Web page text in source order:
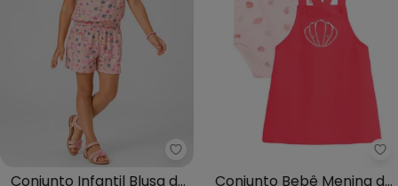
Select - Conjunto Infantil Blusa
Conjunto Infantil Blusa de
Conjunto Bebê Menina de